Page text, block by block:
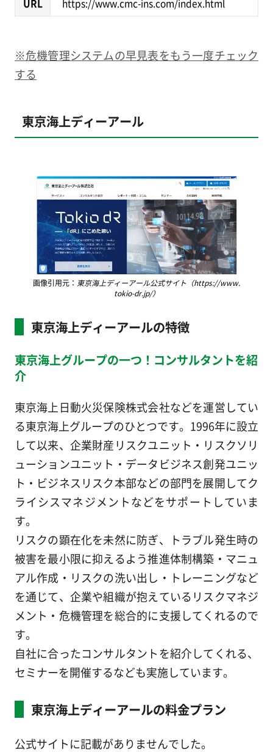
URL https://www.cmc-ins.com/index.html
※危機管理システムの早見表をもう一度チェック
する
東京海上ディーアール
画像引用元： 東京海上ディーアール公式サイト（https://www.
tokio-dr.jp/）
東京海上ディーアールの特徴
東京海上グループの一つ！コンサルタントを紹
介
東京海上日動火災保険株式会社などを運営してい
る東京海上グループのひとつです。1996年に設立
して以来、企業財産リスクユニット・リスクソリ
ューションユニット・データビジネス創発ユニッ
ト・ビジネスリスク本部などの部門を展開してク
ライシスマネジメントなどをサポートしていま
す。
リスクの顕在化を未然に防ぎ、トラブル発生時の
被害を最小限に抑えるよう推進体制構築・マニュ
アル作成・リスクの洗い出し・トレーニングなど
を通じて、企業や組織が抱えているリスクマネジ
メント・危機管理を総合的に支援してくれるので
す。
自社に合ったコンサルタントを紹介してくれる、
セミナーを開催するなども実施しています。
東京海上ディーアールの料金プラン
公式サイトに記載がありませんでした。